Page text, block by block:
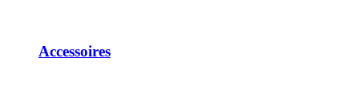
Accessoires